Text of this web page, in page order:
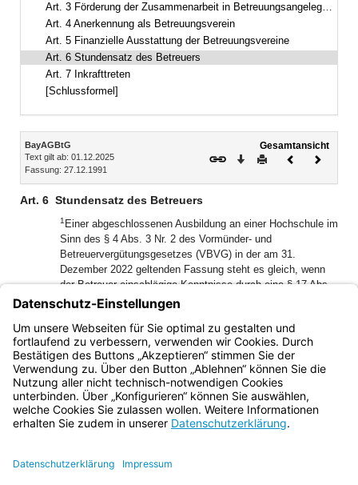
Art. 3 Förderung der Zusammenarbeit in Betreuungsangelegenheiten
Art. 4 Anerkennung als Betreuungsverein
Art. 5 Finanzielle Ausstattung der Betreuungsvereine
Art. 6 Stundensatz des Betreuers
Art. 7 Inkrafttreten
[Schlussformel]
Inhalt
BayAGBtG
Text gilt ab: 01.12.2025
Fassung: 27.12.1991
Gesamtansicht
Download
DruckenVorheriges
Art. 6 Stundensatz des Betreuers
1 Einer abgeschlossenen Ausbildung an einer Hochschule im
Sinn des § 4 Abs. 3 Nr. 2 des Vormünder- und
Betreuervergütungsgesetzes (VBVG) in der am 31.
Dezember 2022 geltenden Fassung steht es gleich, wenn
der Betreuer einschlägige Kenntnisse durch eine § 17 Abs.
2 VBVG entsprechende Prüfung vor einer staatlichen oder
staatlich anerkannten Stelle nachgewiesen hat.
insbesondere eine Prüfung nach Art. 6 in der am 1. Juli
2004 geltenden Fassung.
Bayern.de
BayernPortal
Impressum